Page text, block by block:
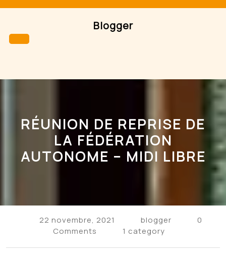
Blogger
Button
RÉUNION DE REPRISE DE
LA FÉDÉRATION
AUTONOME – MIDI LIBRE
22 novembre, 2021 blogger
0
Comments
1 category